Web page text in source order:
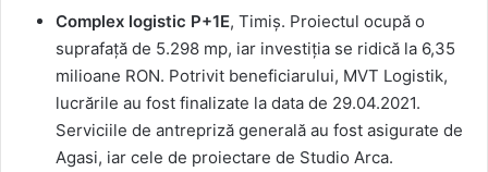
Complex logistic P+1E, Timiș. Proiectul ocupă o
suprafață de 5.298 mp, iar investiția se ridică la 6,35
milioane RON. Potrivit beneficiarului, MVT Logistik,
lucrările au fost finalizate la data de 29.04.2021.
Serviciile de antrepriză generală au fost asigurate de
Agasi, iar cele de proiectare de Studio Arca.